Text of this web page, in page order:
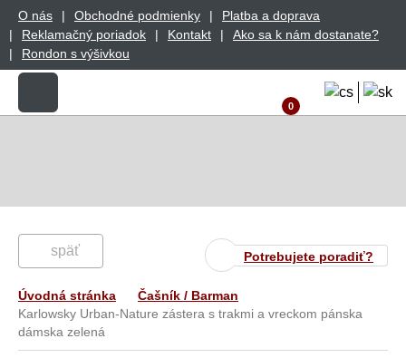
O nás Obchodné podmienky
Platba a doprava
Reklamačný poriadok
Kontakt
Ako sa k nám dostanate?
Rondon s výšivkou
0
Potrebujete poradiť?
späť
Úvodná stránka
Čašník / Barman
Karlowsky Urban-Nature zástera s trakmi a vreckom pánska
dámska zelená